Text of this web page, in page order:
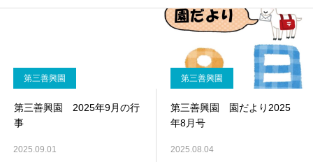
第三善興園
第三善興園 2025年9月の行
事
2025.09.01
第三善興園
第三善興園 園だより2025
年8月号
2025.08.04